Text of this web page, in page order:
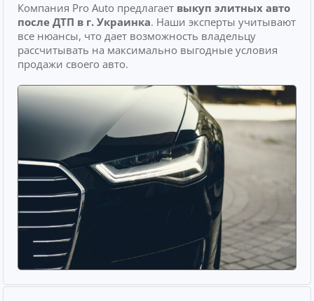
Компания Pro Auto предлагает выкуп элитных авто
после ДТП в г. Украинка. Наши эксперты учитывают
все нюансы, что дает возможность владельцу
рассчитывать на максимально выгодные условия
продажи своего авто.